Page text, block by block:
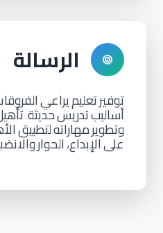
الرسالة
توفيرتعليميراعي
أساليبتدريسحديثة.تأهيل
وتطويرمهاراتهلتطبيق
على الإبداع،الحوار